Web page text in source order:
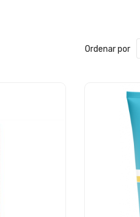
Ordenar por